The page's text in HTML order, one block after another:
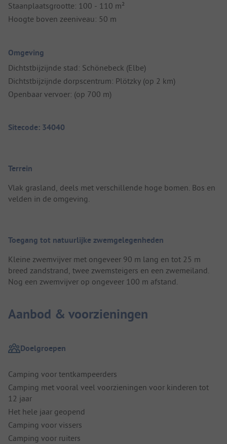
Staanplaatsgrootte: 100 - 110 m²
Hoogte boven zeeniveau: 50 m
Omgeving
Dichtstbijzijnde stad: Schönebeck (Elbe)
Dichtstbijzijnde dorpscentrum: Plötzky (op 2 km)
Openbaar vervoer: (op 700 m)
Sitecode: 34040
Terrein
Vlak grasland, deels met verschillende hoge bomen. Bos en
velden in de omgeving.
Toegang tot natuurlijke zwemgelegenheden
Kleine zwemvijver met ongeveer 90 m lang en tot 25 m
breed zandstrand, twee zwemsteigers en een zwemeiland.
Nog een zwemvijver op ongeveer 100 m afstand.
Aanbod & voorzieningen
Doelgroepen
Camping voor tentkampeerders
Camping met vooral veel voorzieningen voor kinderen tot
12 jaar
Het hele jaar geopend
Camping voor vissers
Camping voor ruiters